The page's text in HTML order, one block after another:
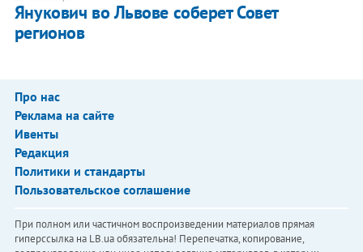
Янукович во Львове соберет Совет
регионов
Про нас
Реклама на сайте
Ивенты
Редакция
Политики и стандарты
Пользовательское соглашение
При полном или частичном воспроизведении материалов прямая
гиперссылка на LB.ua обязательна! Перепечатка, копирование,